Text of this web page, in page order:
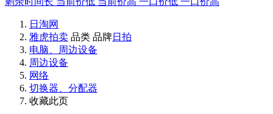
日淘网
雅虎拍卖 品类 品牌日拍
电脑、周边设备
周边设备
网络
切换器、分配器
收藏此页